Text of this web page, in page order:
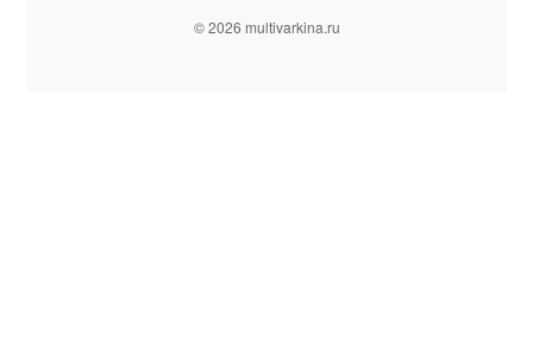
© 2026 multivarkina.ru